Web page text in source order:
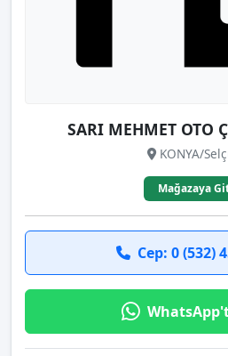
SARI MEHMET OTO
KONYA/
Mağazaya
Cep: 0 (532)